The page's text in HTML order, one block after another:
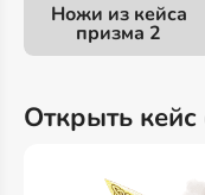
Ножи из кейса
призма 2
Открыть